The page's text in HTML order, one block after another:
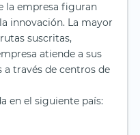
la empresa figuran
innovación. La mayor
suscritas,
atiende a sus
a través de centros de
en el siguiente país: